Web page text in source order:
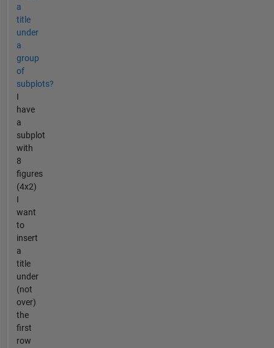
a
title
under
a
group
of
subplots?
I
have
a
subplot
with
8
figures
(4x2)
I
want
to
insert
a
title
under
(not
over)
the
first
row